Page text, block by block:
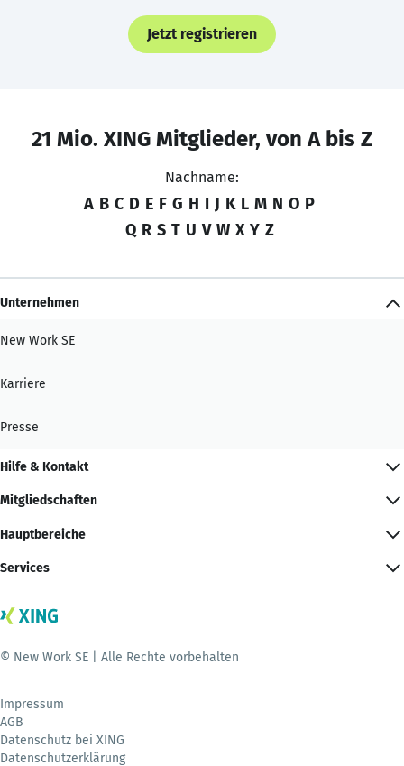
Jetzt registrieren
21 Mio. XING Mitglieder, von A bis Z
Nachname:
A B C D E F G H I J K L M N O P
Q R S T U V W X Y Z
Unternehmen
New Work SE
Karriere
Presse
Hilfe & Kontakt
Mitgliedschaften
Hauptbereiche
Services
© New Work SE | Alle Rechte vorbehalten
Impressum
AGB
Datenschutz bei XING
Datenschutzerklärung